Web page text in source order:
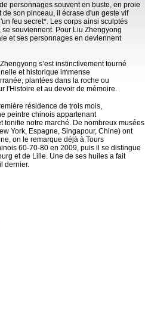
personnages souvent en buste, en proie
son pinceau, il écrase d'un geste vif
feu secret*. Les corps ainsi sculptés
souviennent. Pour Liu Zhengyong
et ses personnages en deviennent
s’est instinctivement tourné
et historique immense
plantées dans la roche ou
l'Histoire et au devoir de mémoire.
résidence de trois mois,
peintre chinois appartenant
tonifie notre marché. De nombreux musées
York, Espagne, Singapour, Chine) ont
on le remarque déjà à Tours
60-70-80 en 2009, puis il se distingue
et de Lille. Une de ses huiles a fait
dernier.